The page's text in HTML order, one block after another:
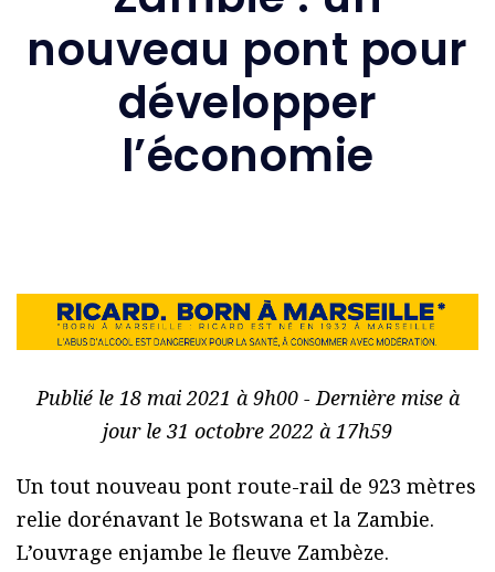
nouveau pont pour
développer
l’économie
Publié le 18 mai 2021 à 9h00 - Dernière mise à
jour le 31 octobre 2022 à 17h59
Un tout nouveau pont route-rail de 923 mètres
relie dorénavant le Botswana et la Zambie.
L’ouvrage enjambe le fleuve Zambèze.